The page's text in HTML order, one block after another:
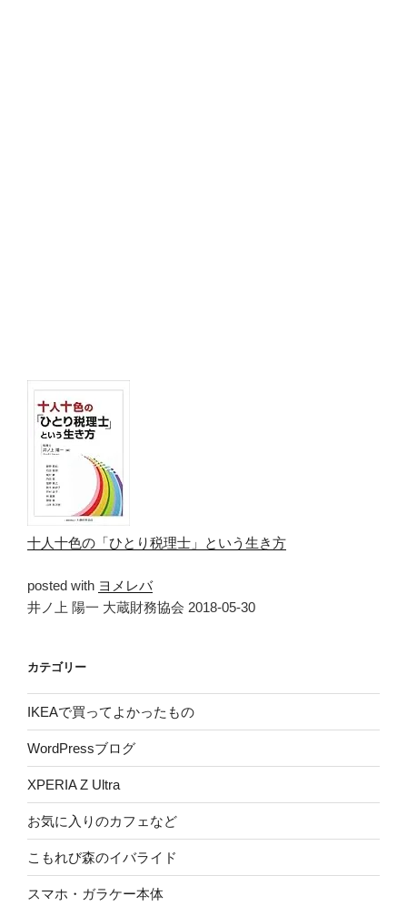
十人十色の「ひとり税理士」という生き方
posted with ヨメレバ
井ノ上 陽一 大蔵財務協会 2018-05-30
カテゴリー
IKEAで買ってよかったもの
WordPressブログ
XPERIA Z Ultra
お気に入りのカフェなど
こもれび森のイバライド
スマホ・ガラケー本体